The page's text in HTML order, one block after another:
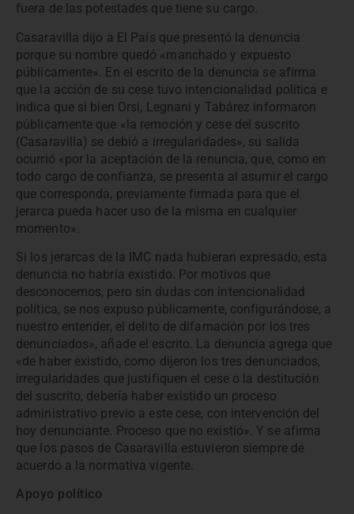
fuera de las potestades que tiene su cargo.
Casaravilla dijo a El País que presentó la denuncia
porque su nombre quedó «manchado y expuesto
públicamente». En el escrito de la denuncia se afirma
que la acción de su cese tuvo intencionalidad política e
indica que si bien Orsi, Legnani y Tabárez informaron
públicamente que «la remoción y cese del suscrito
(Casaravilla) se debió a irregularidades», su salida
ocurrió «por la aceptación de la renuncia, que, como en
todo cargo de confianza, se presenta al asumir el cargo
que corresponda, previamente firmada para que el
jerarca pueda hacer uso de la misma en cualquier
momento».
Si los jerarcas de la IMC nada hubieran expresado, esta
denuncia no habría existido. Por motivos que
desconocemos, pero sin dudas con intencionalidad
política, se nos expuso públicamente, configurándose, a
nuestro entender, el delito de difamación por los tres
denunciados», añade el escrito. La denuncia agrega que
«de haber existido, como dijeron los tres denunciados,
irregularidades que justifiquen el cese o la destitución
del suscrito, debería haber existido un proceso
administrativo previo a este cese, con intervención del
hoy denunciante. Proceso que no existió». Y se afirma
que los pasos de Casaravilla estuvieron siempre de
acuerdo a la normativa vigente.
Apoyo político